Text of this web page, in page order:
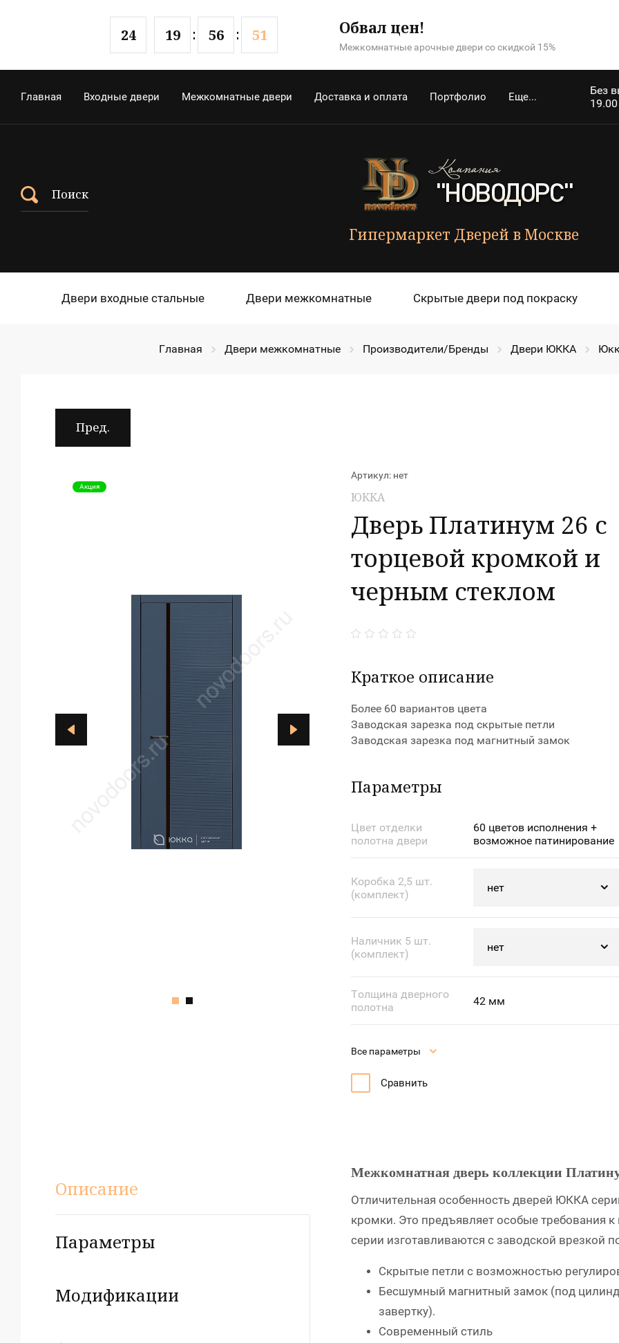
24 19 56 50 Обвал цен!
Межкомнатные арочные двери со скидкой 15%
Главная Входные двери Межкомнатные двери Доставка и оплата Портфолио Еще...
Без
19.00
Поиск
Гипермаркет Дверей в Москве
Двери входные стальные Двери межкомнатные Скрытые двери под покраску
Главная Двери межкомнатные Производители/Бренды Двери ЮККА
Пред.
Акция
Артикул: нет
ЮККА
Дверь Платинум 26 с
торцевой кромкой и
черным стеклом
Краткое описание
Более 60 вариантов цвета
Заводская зарезка под скрытые петли
Заводская зарезка под магнитный замок
Параметры
Цвет отделки
полотна двери
60 цветов исполнения +
возможное патинирование
Коробка 2,5 шт.
(комплект)
Наличник 5 шт.
(комплект)
Толщина дверного
полотна
42 мм
Все параметры
Сравнить
Описание
Параметры
Модификации
Межкомнатная дверь коллекции
Отличительная особенность дверей ЮККА
кромки. Это предъявляет особые требования
серии изготавливаются с заводской врезкой
Скрытые петли с возможностью
Бесшумный магнитный замок (под
завертку).
Современный стиль